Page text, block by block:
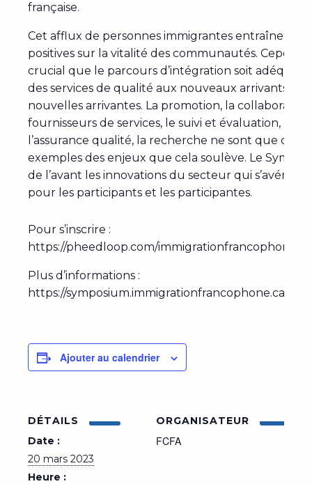
française.
Cet afflux de personnes immigrantes entraînera
positives sur la vitalité des communautés.
crucial que le parcours d’intégration soit adéquat
des services de qualité aux nouveaux arrivants et
nouvelles arrivantes. La promotion, la
fournisseurs de services, le suivi et évaluation, le
l’assurance qualité, la recherche ne sont que
exemples des enjeux que cela soulève. Le
de l’avant les innovations du secteur qui
pour les participants et les participantes.
Pour s’inscrire :
https://pheedloop.com/immigrationfrancophone/
Plus d’informations :
https://symposium.immigrationfrancophone.ca/
Ajouter au calendrier
DÉTAILS
Date :
20 mars 2023
Heure :
ORGANISATEUR
FCFA